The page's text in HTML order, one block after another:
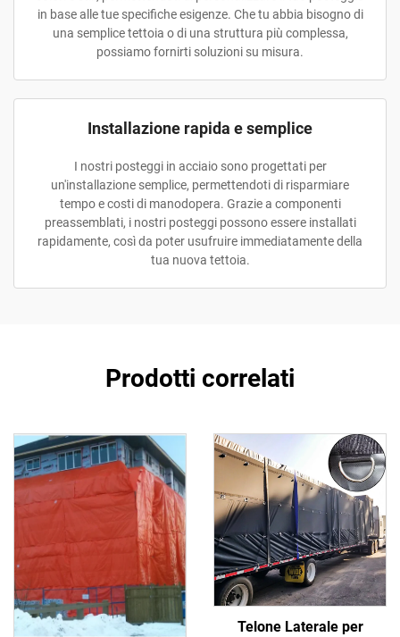
in base alle tue specifiche esigenze. Che tu abbia bisogno di
una semplice tettoia o di una struttura più complessa,
possiamo fornirti soluzioni su misura.
Installazione rapida e semplice
I nostri posteggi in acciaio sono progettati per
un'installazione semplice, permettendoti di risparmiare
tempo e costi di manodopera. Grazie a componenti
preassemblati, i nostri posteggi possono essere installati
rapidamente, così da poter usufruire immediatamente della
tua nuova tettoia.
Prodotti correlati
Telone Laterale per